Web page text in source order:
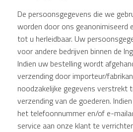
De persoonsgegevens die we
worden door ons geanonimiseerd
tot u herleidbaar. Uw
voor andere bedrijven binnen de
Indien uw bestelling wordt
verzending door importeur/
noodzakelijke gegevens verstrekt
verzending van de goederen.
het telefoonnummer en/of e-
service aan onze klant te